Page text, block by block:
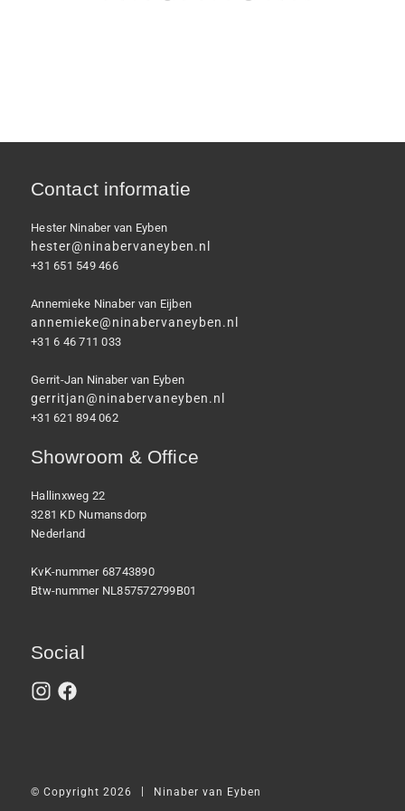
Contact informatie
Hester Ninaber van Eyben
hester@ninabervaneyben.nl
+31 651 549 466
Annemieke Ninaber van Eijben
annemieke@ninabervaneyben.nl
+31 6 46 711 033
Gerrit-Jan Ninaber van Eyben
gerritjan@ninabervaneyben.nl
+31 621 894 062
Showroom & Office
Hallinxweg 22
3281 KD Numansdorp
Nederland
KvK-nummer 68743890
Btw-nummer NL857572799B01
Social
© Copyright 2026 Ninaber van Eyben